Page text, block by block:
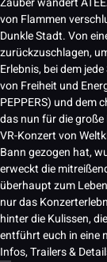
von Flammen
Dunkle Stadt. Von
zurückzuschlagen,
Erlebnis, bei dem
von Freiheit und
PEPPERS) und dem
das nun für die
VR-Konzert von
Bann gezogen hat,
erweckt die
überhaupt zum
nur das
hinter die Kulissen,
entführt euch in eine
Infos, Trailers &